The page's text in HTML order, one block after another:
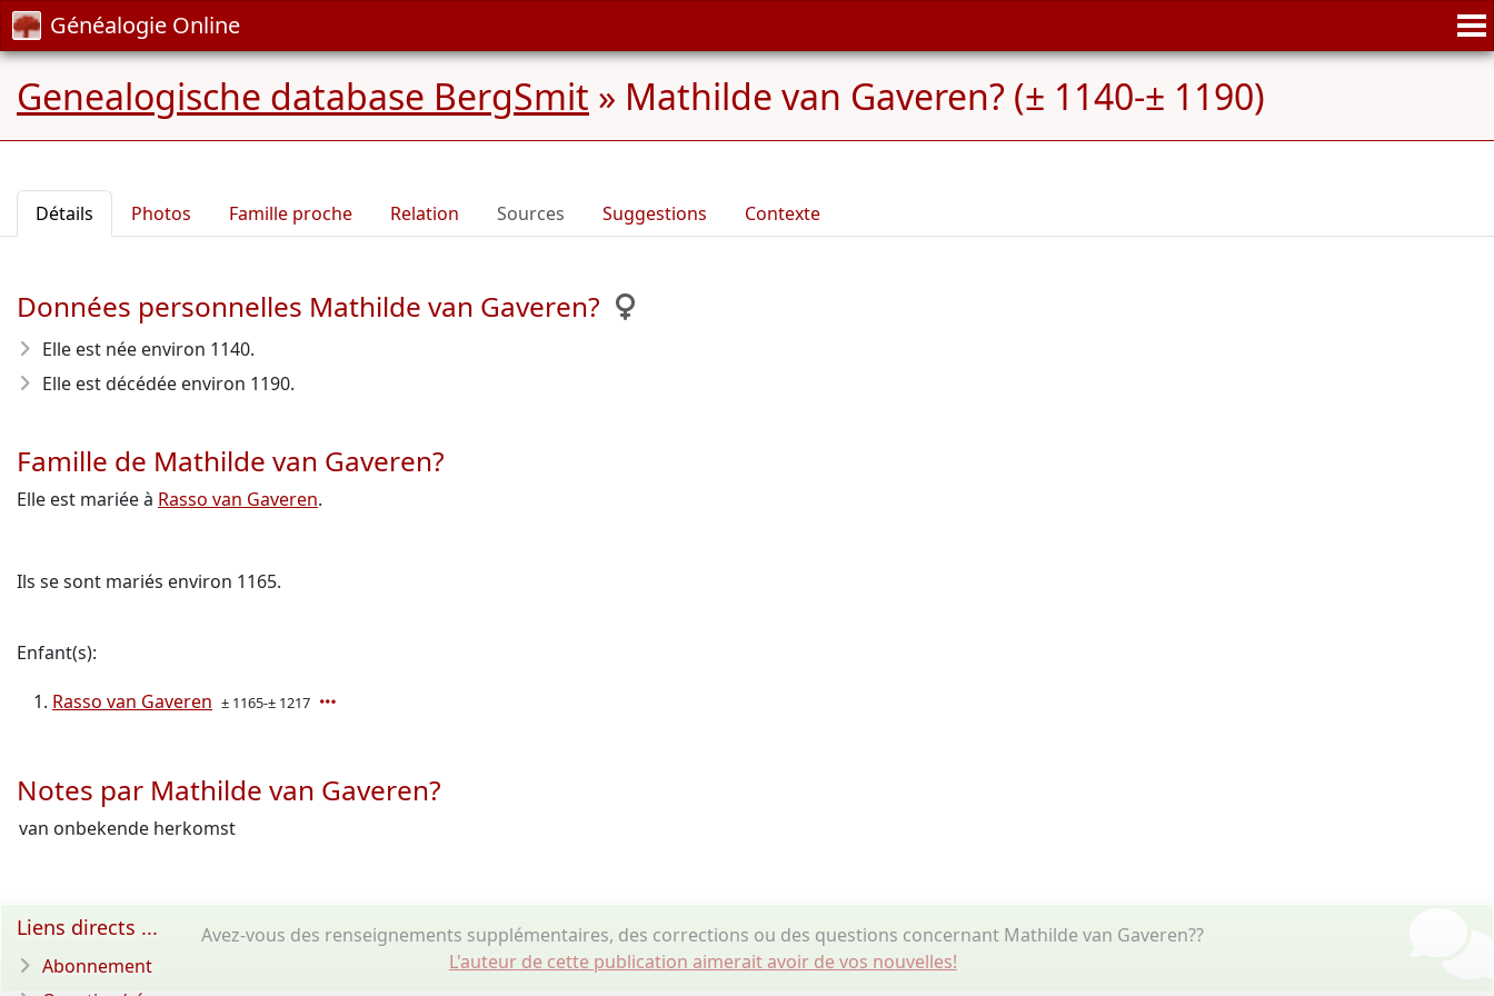
Généalogie Online
Genealogische database BergSmit » Mathilde van Gaveren? (± 1140-± 1190)
Détails Photos Famille proche Relation Sources Suggestions Contexte
Données personnelles Mathilde van Gaveren?
Elle est née environ 1140.
Elle est décédée environ 1190.
Famille de Mathilde van Gaveren?
Elle est mariée à Rasso van Gaveren.
Ils se sont mariés environ 1165.
Enfant(s):
Rasso van Gaveren ± 1165-± 1217
Notes par Mathilde van Gaveren?
van onbekende herkomst
Avez-vous des renseignements supplémentaires, des corrections ou des questions concernant Mathilde van Gaveren??
L'auteur de cette publication aimerait avoir de vos nouvelles!
Liens directs ...
Abonnement